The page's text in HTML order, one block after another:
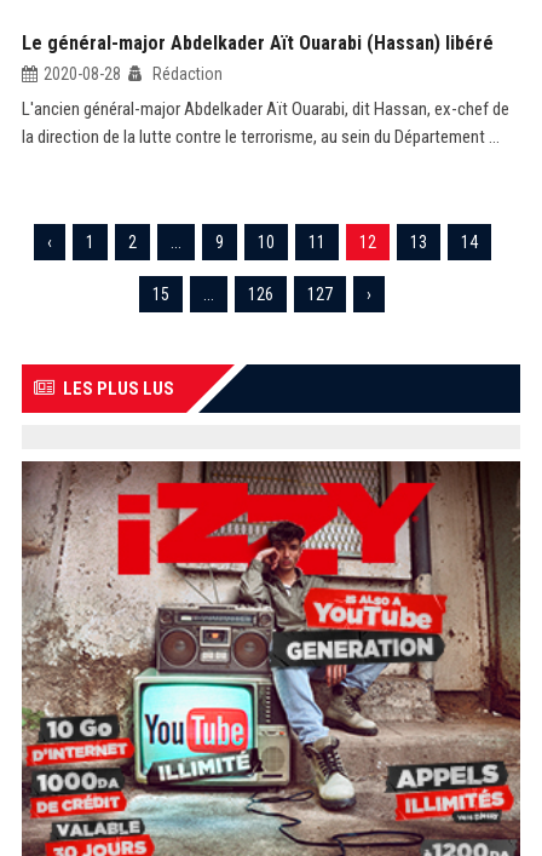
Le général-major Abdelkader Aït Ouarabi (Hassan) libéré
2020-08-28 Rédaction
L'ancien général-major Abdelkader Aït Ouarabi, dit Hassan, ex-chef de
la direction de la lutte contre le terrorisme, au sein du Département ...
‹ 1 2 9 10 11 12 13 14
15 126 127 ›
LES PLUS LUS